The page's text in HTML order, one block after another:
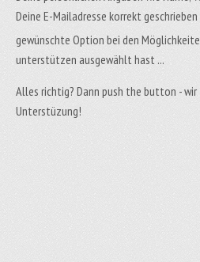
Deine E-Mailadresse korrekt
gewünschte Option bei den
unterstützen ausgewählt hast ...
Alles richtig? Dann push the button -
Unterstüzung!